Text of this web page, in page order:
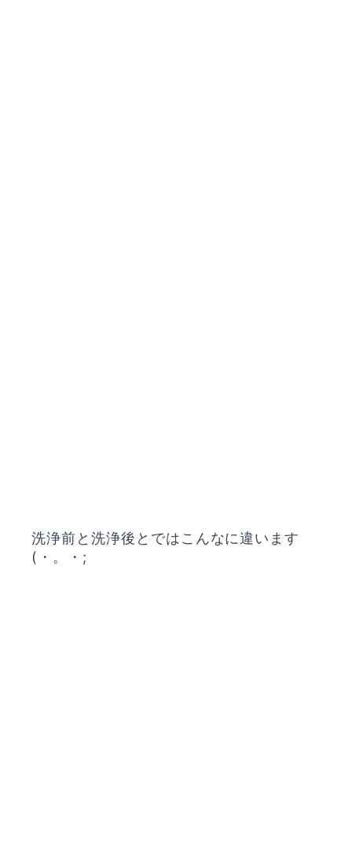
洗浄前と洗浄後とではこんなに違います
(・。・;